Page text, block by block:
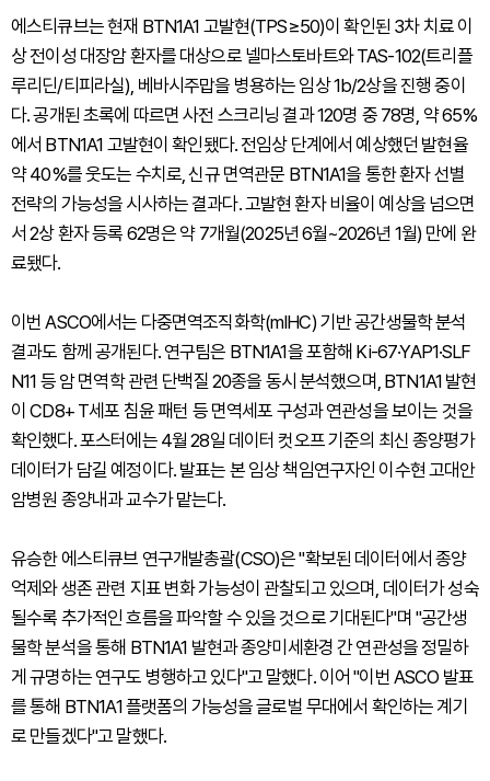
에스티큐브는 현재 BTN1A1 고발현(TPS≥50)이 확인된 3차 치료 이
상 전이성 대장암 환자를 대상으로 넬마스토바트와 TAS-102(트리플
루리딘/티피라실), 베바시주맙을 병용하는 임상 1b/2상을 진행 중이
다. 공개된 초록에 따르면 사전 스크리닝 결과 120명 중 78명, 약 65%
에서 BTN1A1 고발현이 확인됐다. 전임상 단계에서 예상했던 발현율
약 40%를 웃도는 수치로, 신규 면역관문 BTN1A1을 통한 환자 선별
전략의 가능성을 시사하는 결과다. 고발현 환자 비율이 예상을 넘으면
서 2상 환자 등록 62명은 약 7개월(2025년 6월~2026년 1월) 만에 완
료됐다.
이번 ASCO에서는 다중면역조직화학(mIHC) 기반 공간생물학 분석
결과도 함께 공개된다. 연구팀은 BTN1A1을 포함해 Ki-67·YAP1·SLF
N11 등 암 면역학 관련 단백질 20종을 동시 분석했으며, BTN1A1 발현
이 CD8+ T세포 침윤 패턴 등 면역세포 구성과 연관성을 보이는 것을
확인했다. 포스터에는 4월 28일 데이터 컷오프 기준의 최신 종양평가
데이터가 담길 예정이다. 발표는 본 임상 책임연구자인 이수현 고대안
암병원 종양내과 교수가 맡는다.
유승한 에스티큐브 연구개발총괄(CSO)은 "확보된 데이터에서 종양
억제와 생존 관련 지표 변화 가능성이 관찰되고 있으며, 데이터가 성숙
될수록 추가적인 흐름을 파악할 수 있을 것으로 기대된다"며 "공간생
물학 분석을 통해 BTN1A1 발현과 종양미세환경 간 연관성을 정밀하
게 규명하는 연구도 병행하고 있다"고 말했다. 이어 "이번 ASCO 발표
를 통해 BTN1A1 플랫폼의 가능성을 글로벌 무대에서 확인하는 계기
로 만들겠다"고 말했다.